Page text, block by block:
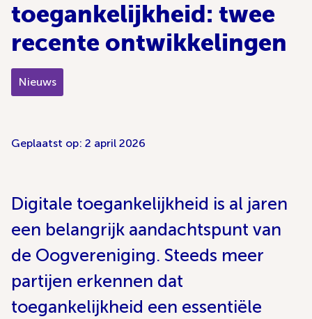
toegankelijkheid: twee
recente ontwikkelingen
Nieuws
Geplaatst op: 2 april 2026
Digitale toegankelijkheid is al jaren
een belangrijk aandachtspunt van
de Oogvereniging. Steeds meer
partijen erkennen dat
toegankelijkheid een essentiële